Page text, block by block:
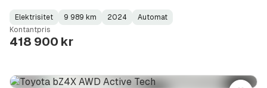
Fuel
Type:
Elektrisitet
Kilometerstand:
9 989 km
Model
Year:
2024
Gearbox
Type:
Automat
Kontantpris
418 900 kr